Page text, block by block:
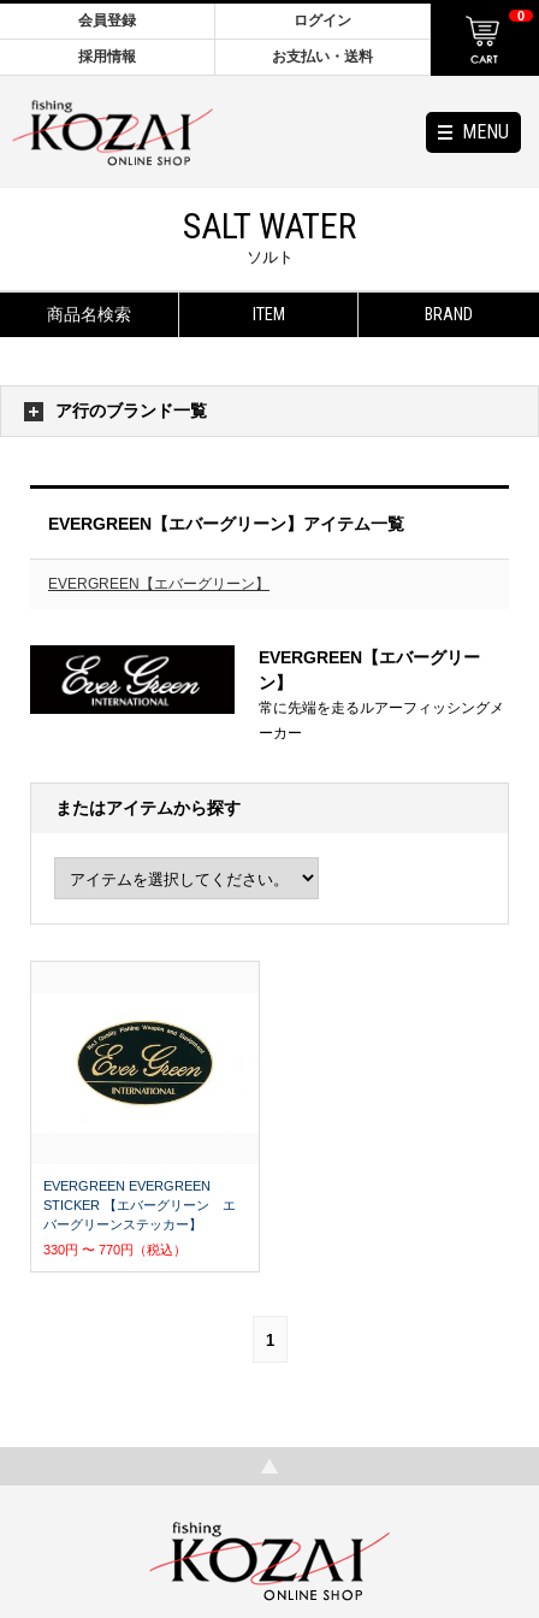
MENU
会員登録 ログイン
採用情報 お支払い・送料
0
SALT WATER
ソルト
商品名検索 ITEM BRAND
ア行のブランド一覧
EVERGREEN【エバーグリーン】アイテム一覧
EVERGREEN【エバーグリーン】
EVERGREEN【エバーグリー
ン】
常に先端を走るルアーフィッシングメ
ーカー
またはアイテムから探す
EVERGREEN EVERGREEN
STICKER 【エバーグリーン エ
バーグリーンステッカー】
330円 〜 770円（税込）
1